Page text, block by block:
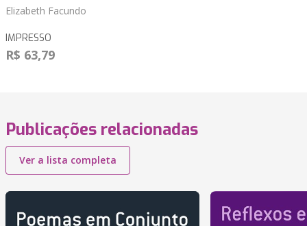
Elizabeth Facundo
IMPRESSO
R$ 63,79
Publicações relacionadas
Ver a lista completa